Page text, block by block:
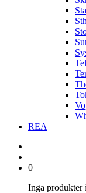
REA
0
Inga produkter